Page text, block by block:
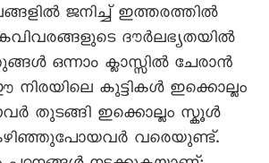
ജനിച്ച് ഇത്തരത്തിൽ
ദൗർലഭ്യതയിൽ
ഒന്നാം ക്ലാസ്സിൽ ചേരാൻ
കുട്ടികൾ ഇക്കൊല്ലം
തുടങ്ങി ഇക്കൊല്ലം സ്കൂൾ
കഴിഞ്ഞുപോയവർ വരെയുണ്ട്.